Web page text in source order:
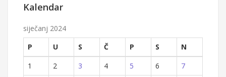
Kalendar
siječanj 2024
P
U S Č P S
N
1
2 3 4 5 6
7